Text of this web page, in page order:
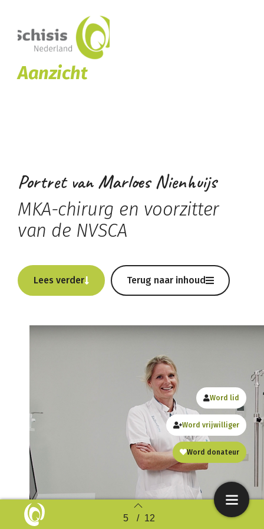
Back to index 5 / 12
Aanzicht
Portret van Marloes Nienhuijs
MKA-chirurg en voorzitter
van de NVSCA
Lees verder Terug naar inhoud
Word lid
Word vrijwilliger
Word donateur